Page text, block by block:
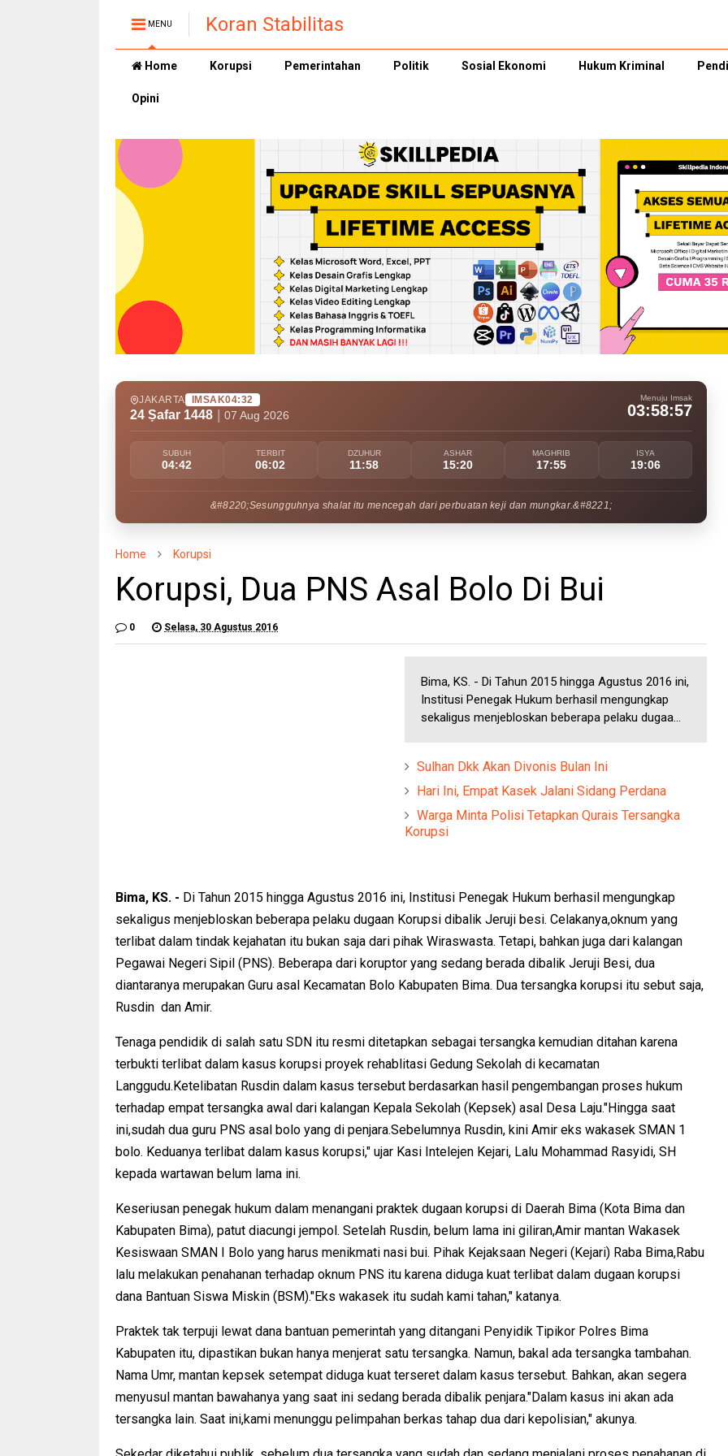
MENU Koran Stabilitas
Home Korupsi Pemerintahan Politik Sosial Ekonomi Hukum Kriminal
Opini
JAKARTA IMSAK04:32
24 Ṣafar 1448 07 Aug 2026
Menuju Imsak
03:58:56
SUBUH
04:42
TERBIT
06:02
DZUHUR
11:58
ASHAR
15:20
MAGHRIB
17:55
ISYA
19:06
&#8220;Sesungguhnya shalat itu mencegah dari perbuatan keji dan mungkar.&#8221;
Home Korupsi
Korupsi, Dua PNS Asal Bolo Di Bui
0 Selasa, 30 Agustus 2016
Bima, KS. - Di Tahun 2015 hingga Agustus 2016 ini,
Institusi Penegak Hukum berhasil mengungkap
sekaligus menjebloskan beberapa pelaku dugaa...
Sulhan Dkk Akan Divonis Bulan Ini
Hari Ini, Empat Kasek Jalani Sidang Perdana
Warga Minta Polisi Tetapkan Qurais Tersangka
Korupsi
Bima, KS. - Di Tahun 2015 hingga Agustus 2016 ini, Institusi Penegak Hukum berhasil mengungkap
sekaligus menjebloskan beberapa pelaku dugaan Korupsi dibalik Jeruji besi. Celakanya,oknum yang
terlibat dalam tindak kejahatan itu bukan saja dari pihak Wiraswasta. Tetapi, bahkan juga dari kalangan
Pegawai Negeri Sipil (PNS). Beberapa dari koruptor yang sedang berada dibalik Jeruji Besi, dua
diantaranya merupakan Guru asal Kecamatan Bolo Kabupaten Bima. Dua tersangka korupsi itu sebut saja,
Rusdin dan Amir.
Tenaga pendidik di salah satu SDN itu resmi ditetapkan sebagai tersangka kemudian ditahan karena
terbukti terlibat dalam kasus korupsi proyek rehablitasi Gedung Sekolah di kecamatan
Langgudu.Ketelibatan Rusdin dalam kasus tersebut berdasarkan hasil pengembangan proses hukum
terhadap empat tersangka awal dari kalangan Kepala Sekolah (Kepsek) asal Desa Laju."Hingga saat
ini,sudah dua guru PNS asal bolo yang di penjara.Sebelumnya Rusdin, kini Amir eks wakasek SMAN 1
bolo. Keduanya terlibat dalam kasus korupsi," ujar Kasi Intelejen Kejari, Lalu Mohammad Rasyidi, SH
kepada wartawan belum lama ini.
Keseriusan penegak hukum dalam menangani praktek dugaan korupsi di Daerah Bima (Kota Bima dan
Kabupaten Bima), patut diacungi jempol. Setelah Rusdin, belum lama ini giliran,Amir mantan Wakasek
Kesiswaan SMAN I Bolo yang harus menikmati nasi bui. Pihak Kejaksaan Negeri (Kejari) Raba Bima,Rabu
lalu melakukan penahanan terhadap oknum PNS itu karena diduga kuat terlibat dalam dugaan korupsi
dana Bantuan Siswa Miskin (BSM)."Eks wakasek itu sudah kami tahan," katanya.
Praktek tak terpuji lewat dana bantuan pemerintah yang ditangani Penyidik Tipikor Polres Bima
Kabupaten itu, dipastikan bukan hanya menjerat satu tersangka. Namun, bakal ada tersangka tambahan.
Nama Umr, mantan kepsek setempat diduga kuat terseret dalam kasus tersebut. Bahkan, akan segera
menyusul mantan bawahanya yang saat ini sedang berada dibalik penjara."Dalam kasus ini akan ada
tersangka lain. Saat ini,kami menunggu pelimpahan berkas tahap dua dari kepolisian," akunya.